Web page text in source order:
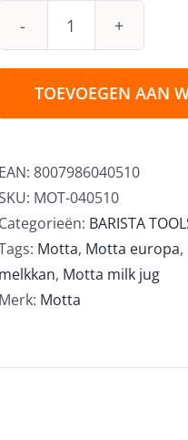
Motta
Melkkan
aantal
TOEVOEGEN AAN
EAN: 8007986040510
MOT-040510
Categorieën: BARISTA
Motta, Motta europa,
melkkan, Motta milk jug
Merk: Motta